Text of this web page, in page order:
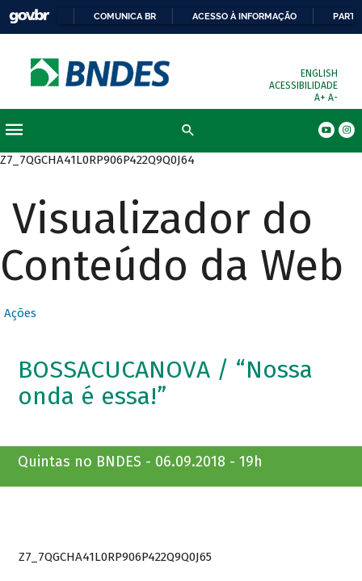
COMUNICA BR ACESSO À INFORMAÇÃO
ENGLISH
ACESSIBILIDADE
A+ A-
Z7_7QGCHA41L0RP906P422Q9Q0J64
Visualizador do
Conteúdo da Web
Ações
BOSSACUCANOVA / “Nossa
onda é essa!”
Quintas no BNDES - 06.09.2018 - 19h
Z7_7QGCHA41L0RP906P422Q9Q0J65